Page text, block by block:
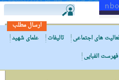
ارسال مطلب
های اجتماعی تالیفات
علمای شهید
فهرست الفبایی